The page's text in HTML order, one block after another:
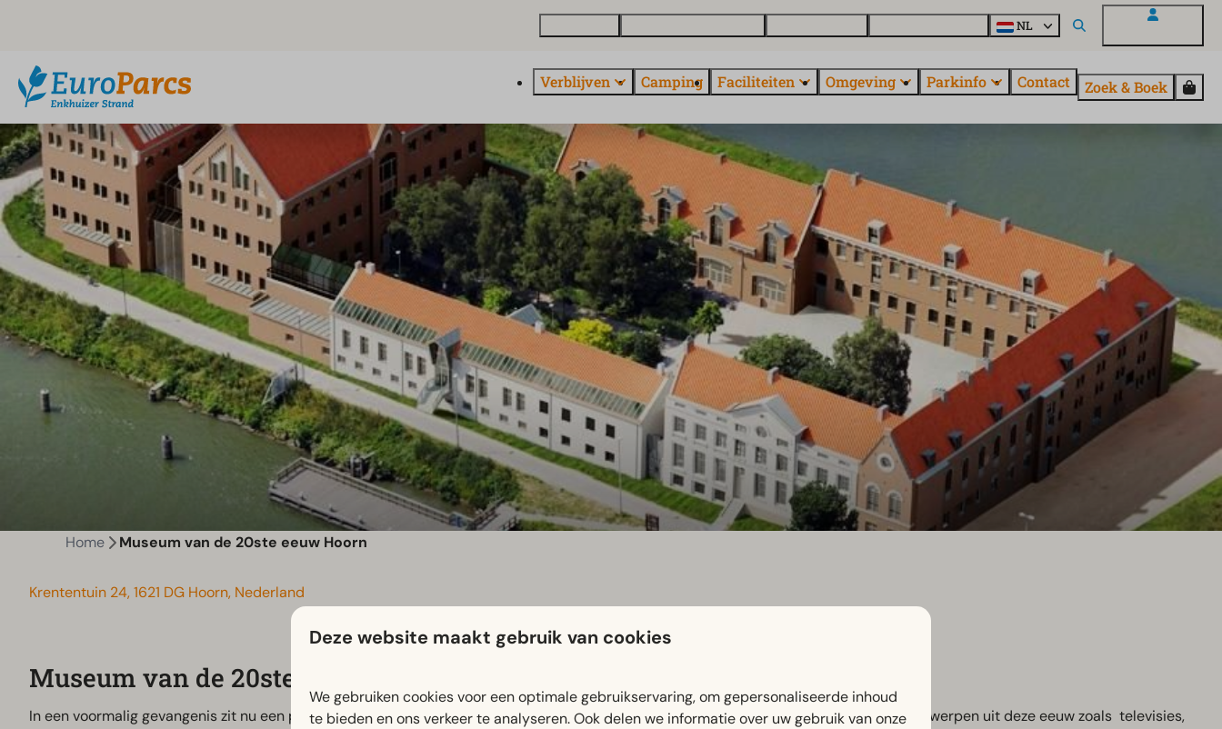
NL
Verblijven Camping Faciliteiten Omgeving Parkinfo Contact Zoek & Boek
Home Museum van de 20ste eeuw Hoorn
Krententuin 24, 1621 DG Hoorn, Nederland
Museum van de 20ste eeuw Hoorn
In een voormalig gevangenis zit nu een prachtig museum. In dit museum ziet u alles terug uit de 20ste eeuw. Ondek de nostalgische voorwerpen uit deze eeuw zoals televisies,
Deze website maakt gebruik van cookies
We gebruiken cookies voor een optimale gebruikservaring, om gepersonaliseerde inhoud
te bieden en ons verkeer te analyseren. Ook delen we informatie over uw gebruik van onze